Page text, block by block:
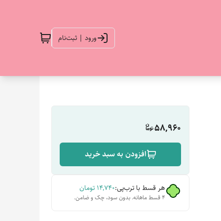
ورود | ثبت‌نام
58,960
افزودن به سبد خرید
هر قسط با ترب‌پی:۱۴٬۷۴۰ تومان
۴ قسط ماهانه. بدون سود، چک و ضامن.